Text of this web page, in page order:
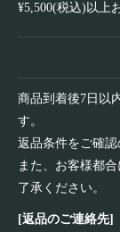
¥5,500(税込)以上
商品到着後7日以
す。
返品条件をご確認
また、お客様都
了承ください。
[返品のご連絡先]